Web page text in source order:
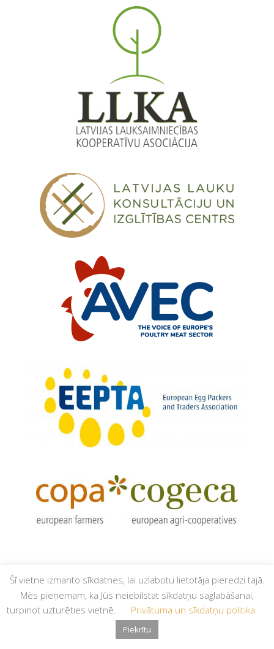
© Latvijas Apvienotā putnkopības nozares asociācija,
2026
Šī vietne izmanto sīkdatnes, lai uzlabotu lietotāja pieredzi tajā.
Mēs pieņemam, ka Jūs neiebilstat sīkdatņu saglabāšanai,
turpinot uzturēties vietnē.
Privātuma un sīkdatņu politika
Piekrītu